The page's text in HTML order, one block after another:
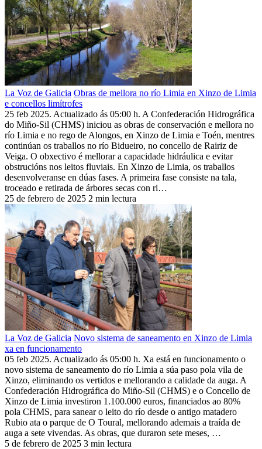
La Voz de Galicia Obras de mellora no río Limia en Xinzo de Limia
e concellos limítrofes
25 feb 2025. Actualizado ás 05:00 h. A Confederación Hidrográfica
do Miño-Sil (CHMS) iniciou as obras de conservación e mellora no
río Limia e no rego de Alongos, en Xinzo de Limia e Toén, mentres
continúan os traballos no río Bidueiro, no concello de Rairiz de
Veiga. O obxectivo é mellorar a capacidade hidráulica e evitar
obstrucións nos leitos fluviais. En Xinzo de Limia, os traballos
desenvolveranse en dúas fases. A primeira fase consiste na tala,
troceado e retirada de árbores secas con ri…
25 de febrero de 2025 2 min lectura
La Voz de Galicia Novo sistema de saneamento en Xinzo de Limia
xa en funcionamento
05 feb 2025. Actualizado ás 05:00 h. Xa está en funcionamento o
novo sistema de saneamento do río Limia a súa paso pola vila de
Xinzo, eliminando os vertidos e mellorando a calidade da auga. A
Confederación Hidrográfica do Miño-Sil (CHMS) e o Concello de
Xinzo de Limia investiron 1.100.000 euros, financiados ao 80%
pola CHMS, para sanear o leito do río desde o antigo matadero
Rubio ata o parque de O Toural, mellorando ademais a traída de
auga a sete vivendas. As obras, que duraron sete meses, …
5 de febrero de 2025 3 min lectura